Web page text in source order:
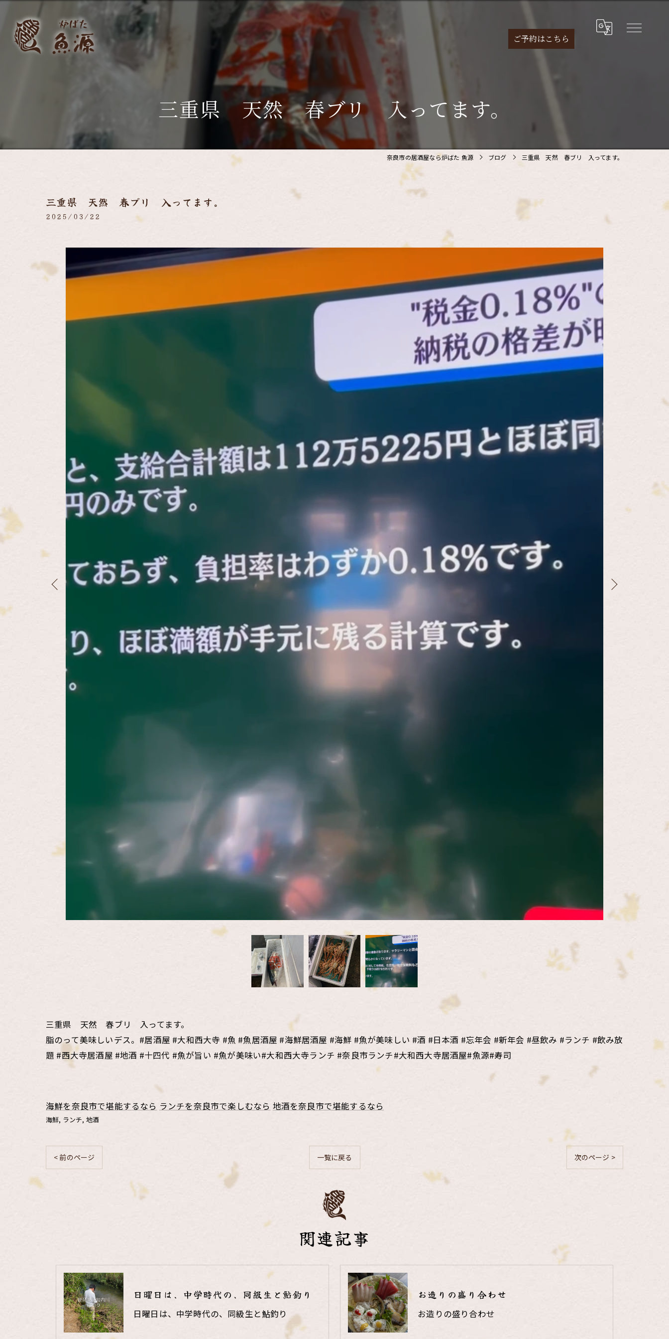
ご予約はこちら
三重県 天然 春ブリ 入ってます。
奈良市の居酒屋なら炉ばた 魚源 ブログ 三重県 天然 春ブリ 入ってます。
三重県 天然 春ブリ 入ってます。
2025/03/22
三重県 天然 春ブリ 入ってます。
脂のって美味しいデス。#居酒屋 #大和西大寺 #魚 #魚居酒屋 #海鮮居酒屋 #海鮮 #魚が美味しい #酒 #日本酒 #忘年会 #新年会 #昼飲み #ランチ #飲み放
題 #西大寺居酒屋 #地酒 #十四代 #魚が旨い #魚が美味い#大和西大寺ランチ #奈良市ランチ#大和西大寺居酒屋#魚源#寿司
海鮮を奈良市で堪能するなら ランチを奈良市で楽しむなら 地酒を奈良市で堪能するなら
海鮮 ランチ 地酒
< 前のページ 一覧に戻る 次のページ >
関連記事
日曜日は、中学時代の、同級生と鮎釣り
日曜日は、中学時代の、同級生と鮎釣り
お造りの盛り合わせ
お造りの盛り合わせ